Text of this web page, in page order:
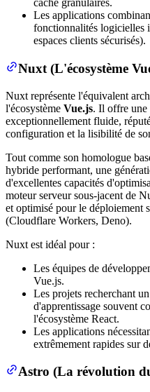
cache granulaires.
Les applications
fonctionnalités logicielles
espaces clients sécurisés).
Nuxt (L'écosystème
Nuxt représente l'équivalent
l'écosystème Vue.js. Il offre une
exceptionnellement fluide,
configuration et la lisibilité de
Tout comme son homologue
hybride performant, une
d'excellentes capacités
moteur serveur sous-jacent de
et optimisé pour le déploiement
(Cloudflare Workers, Deno).
Nuxt est idéal pour :
Les équipes de
Vue.js.
Les projets recherchant
d'apprentissage souvent
l'écosystème React.
Les applications
extrêmement rapides sur
Astro (La révolution